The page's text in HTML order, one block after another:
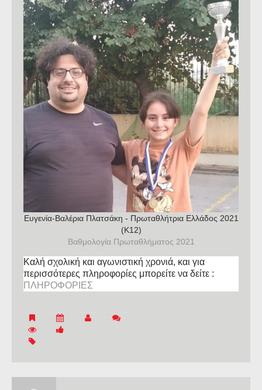
Ευγενία-Βαλέρια Πλατσάκη - Πρωταθλήτρια Ελλάδος 2021
(Κ12)
Βαθμολογία Πρωταθλήματος 2021
Καλή σχολική και αγωνιστική χρονιά, και για
περισσότερες πληροφορίες μπορείτε να δείτε :
ΠΛΗΡΟΦΟΡΙΕΣ